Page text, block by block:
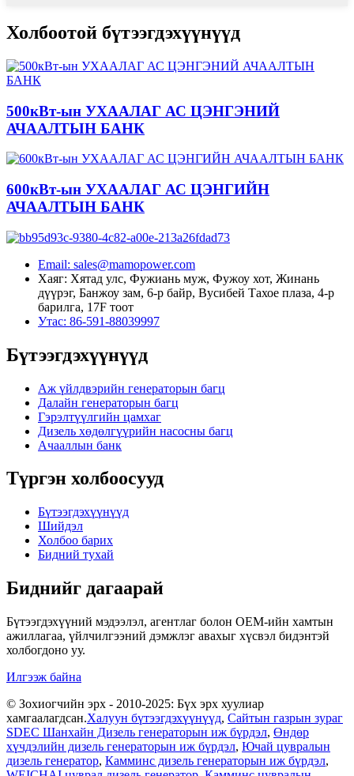
Холбоотой бүтээгдэхүүнүүд
500кВт-ын УХААЛАГ АС ЦЭНГЭНИЙ
АЧААЛТЫН БАНК
600кВт-ын УХААЛАГ АС ЦЭНГИЙН
АЧААЛТЫН БАНК
Email: sales@mamopower.com
Хаяг: Хятад улс, Фужиань муж, Фужоу хот, Жинань
дүүрэг, Банжоу зам, 6-р байр, Вусибей Тахое плаза, 4-р
барилга, 17F тоот
Утас: 86-591-88039997
Бүтээгдэхүүнүүд
Аж үйлдвэрийн генераторын багц
Далайн генераторын багц
Гэрэлтүүлгийн цамхаг
Дизель хөдөлгүүрийн насосны багц
Ачааллын банк
Түргэн холбоосууд
Бүтээгдэхүүнүүд
Шийдэл
Холбоо барих
Бидний тухай
Биднийг дагаарай
Бүтээгдэхүүний мэдээлэл, агентлаг болон OEM-ийн хамтын
ажиллагаа, үйлчилгээний дэмжлэг авахыг хүсвэл бидэнтэй
холбогдоно уу.
Илгээж байна
© Зохиогчийн эрх - 2010-2025: Бүх эрх хуулиар
хамгаалагдсан.Халуун бүтээгдэхүүнүүд, Сайтын газрын зураг
SDEC Шанхайн Дизель генераторын иж бүрдэл, Өндөр
хүчдэлийн дизель генераторын иж бүрдэл, Ючай цувралын
дизель генератор, Камминс дизель генераторын иж бүрдэл,